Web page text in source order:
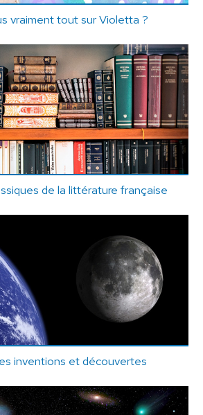
vraiment tout sur Violetta ?
de la littérature française
inventions et découvertes